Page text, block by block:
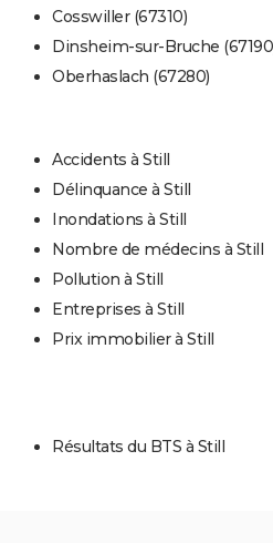
Cosswiller (67310)
Dinsheim-sur-Bruche
Oberhaslach (67280)
Accidents à Still
Délinquance à Still
Inondations à Still
Nombre de médecins à Still
Pollution à Still
Entreprises à Still
Prix immobilier à Still
Résultats du BTS à Still